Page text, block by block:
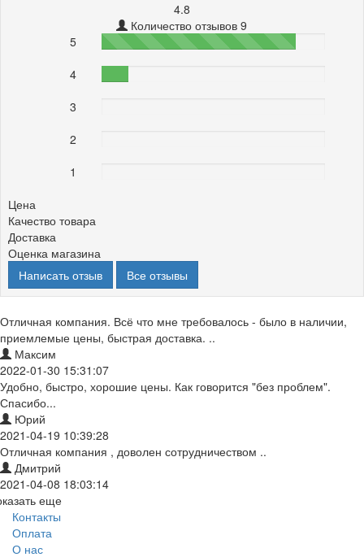
4.8
Количество отзывов 9
5
87%
4
3
2
1
Цена
Качество товара
Доставка
Оценка магазина
Написать отзыв
Все отзывы
Отличная компания. Всё что мне требовалось - было в наличии,
приемлемые цены, быстрая доставка. ..
Максим
2022-01-30 15:31:07
Удобно, быстро, хорошие цены. Как говорится "без проблем".
Спасибо...
Юрий
2021-04-19 10:39:28
Отличная компания , доволен сотрудничеством ..
Дмитрий
2021-04-08 18:03:14
еще
Контакты
Оплата
О нас